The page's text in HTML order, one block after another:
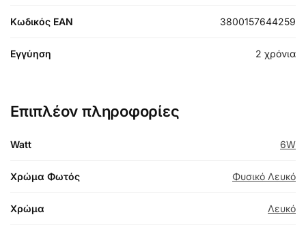
Κωδικός EAN 3800157644259
Εγγύηση 2 χρόνια
Επιπλέον πληροφορίες
Watt 6W
Χρώμα Φωτός Φυσικό Λευκό
Χρώμα Λευκό